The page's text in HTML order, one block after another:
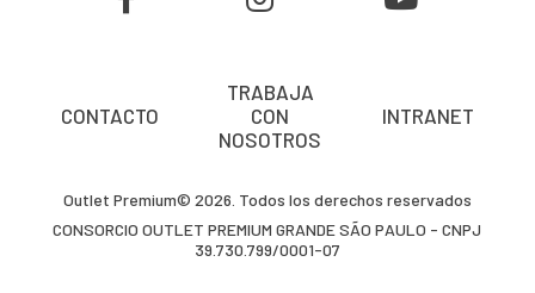
CONTACTO
TRABAJA
CON
NOSOTROS
INTRANET
Outlet Premium© 2026. Todos los derechos reservados
CONSORCIO OUTLET PREMIUM GRANDE SÃO PAULO - CNPJ
39.730.799/0001-07